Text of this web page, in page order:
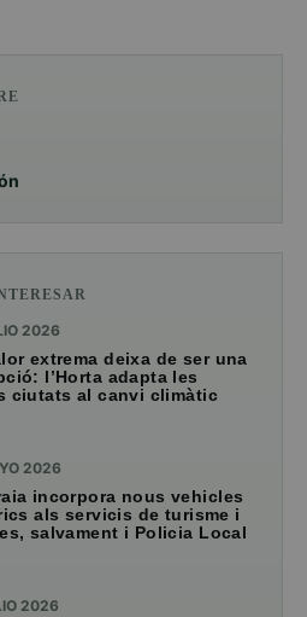
2026
extrema deixa de ser una
l’Horta adapta les
ciutats al canvi climàtic
2026
incorpora nous vehicles
als servicis de turisme i
salvament i Policia Local
2026